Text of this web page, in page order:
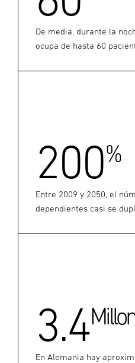
De media, durante la
ocupa de hasta 60
200%
Entre 2009 y 2050, el
dependientes casi se
3.4
En Alemania hay